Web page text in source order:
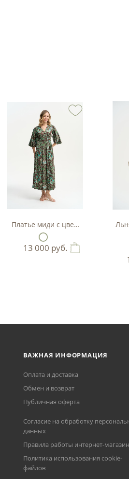
Платье миди с цветочным
13 000 руб.
ВАЖНАЯ ИНФОРМАЦИЯ
Оплата и доставка
Обмен и возврат
Публичная оферта
Согласие на обработку
данных
Правила работы интернет-
Политика использования cookie-
файлов